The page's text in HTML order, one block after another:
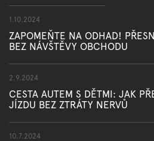
1.10.2024
ZAPOMEŇTE NA ODHAD!
BEZ NÁVŠTĚVY OBCHODU
2.9.2024
CESTA AUTEM S DĚTMI: JAK
JÍZDU BEZ ZTRÁTY NERVŮ
10.7.2024